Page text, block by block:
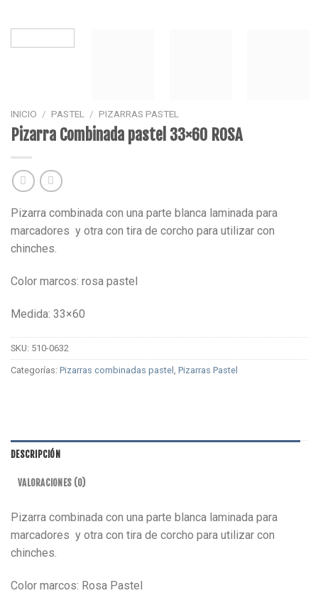
INICIO / PASTEL / PIZARRAS PASTEL
Pizarra Combinada pastel 33×60 ROSA
Pizarra combinada con una parte blanca laminada para
marcadores y otra con tira de corcho para utilizar con
chinches.
Color marcos: rosa pastel
Medida: 33×60
SKU: 510-0632
Categorías: Pizarras combinadas pastel , Pizarras Pastel
DESCRIPCIÓN
VALORACIONES (0)
Pizarra combinada con una parte blanca laminada para
marcadores y otra con tira de corcho para utilizar con
chinches.
Color marcos: Rosa Pastel